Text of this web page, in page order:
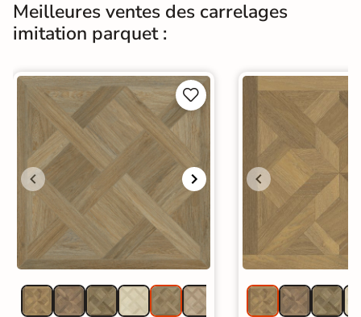
Support Chape Ancien carrelage
Origine Espagne
Catégories
Carrelage imitation parquet intérieur
Carrelage marron
Carrelage intérieur / extérieur
identique
|Carrelage sol cuisine
Carrelage salon moderne
Carrelage Chambre
Carrelage WC
Meilleures ventes des carrelages
imitation parquet :

